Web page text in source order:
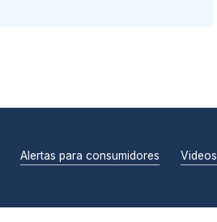
Alertas para consumidores Videos